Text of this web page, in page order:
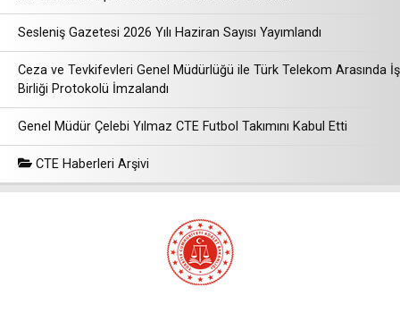
Sesleniş Gazetesi 2026 Yılı Haziran Sayısı Yayımlandı
Ceza ve Tevkifevleri Genel Müdürlüğü ile Türk Telekom Arasında İş
Birliği Protokolü İmzalandı
Genel Müdür Çelebi Yılmaz CTE Futbol Takımını Kabul Etti
CTE Haberleri Arşivi